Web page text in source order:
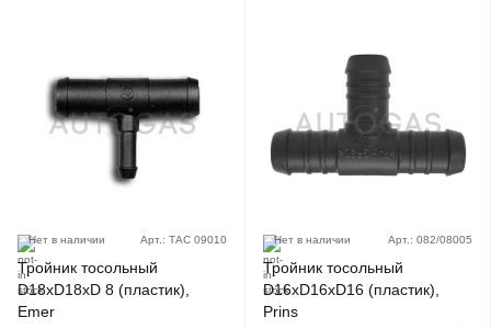
Нет в наличии Арт.: ТАС 09010
Тройник тосольный
D18хD18хD 8 (пластик),
Emer
Нет в наличии Арт.: 082/08005
Тройник тосольный
D16хD16хD16 (пластик),
Prins